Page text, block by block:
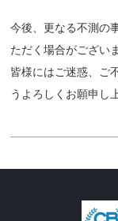
今後、更なる不測の
ただく場合がござい
皆様にはご迷惑、ご
うよろしくお願申し